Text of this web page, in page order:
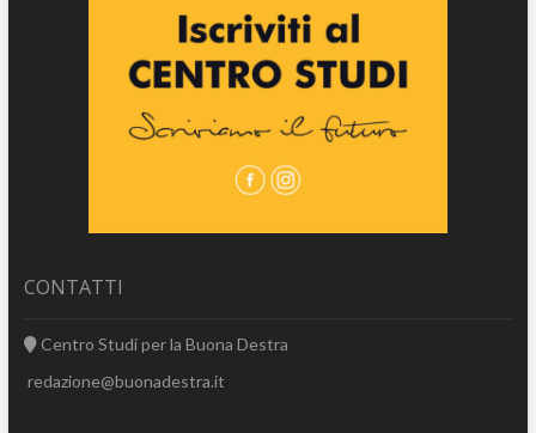
CONTATTI
Centro Studi per la Buona Destra
redazione@buonadestra.it